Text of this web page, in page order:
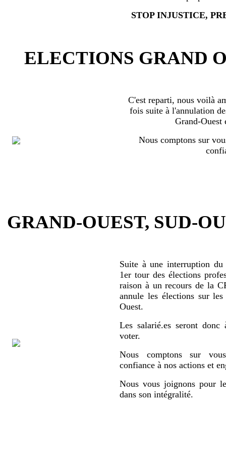
STOP INJUSTICE,
ELECTIONS GRAND
C'est reparti, nous voilà
fois suite à l'annulation
Grand-Ouest
Nous comptons sur
GRAND-OUEST, SUD-
Suite à une interruption
1er tour des élections
raison à un recours de la
annule les élections sur
Ouest.
Les salarié.es seront
voter.
Nous comptons sur
confiance à nos actions et
Nous vous joignons pour
dans son intégralité.